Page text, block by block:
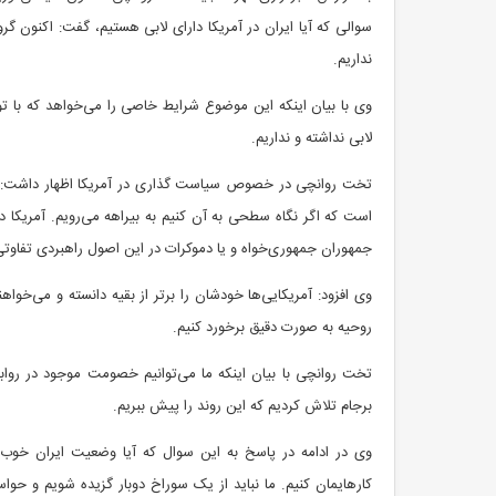
سوالی که آیا ایران در آمریکا دارای لابی هستیم، گفت: اکنون
نداریم.
وی با بیان اینکه این موضوع شرایط خاصی را می‌خواهد که با
لابی نداشته و نداریم.
تخت روانچی در خصوص سیاست گذاری در آمریکا اظهار
است که اگر نگاه سطحی به آن کنیم به بیراهه می‌رویم.
جمهوران جمهوری‌خواه و یا دموکرات در این اصول راهبردی
وی افزود: آمریکایی‌ها خودشان را برتر از بقیه دانسته و
روحیه به صورت دقیق برخورد کنیم.
تخت روانچی با بیان اینکه ما می‌توانیم خصومت موجود در
برجام تلاش کردیم که این روند را پیش ببریم.
وی در ادامه در پاسخ به این سوال که آیا وضعیت ایران
کارهایمان کنیم. ما نباید از یک سوراخ دوبار گزیده شویم و